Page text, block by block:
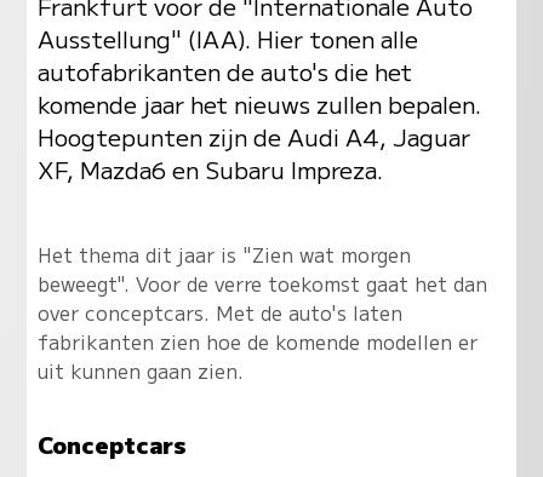
Ausstellung" (IAA). Hier tonen alle
autofabrikanten de auto's die het
komende jaar het nieuws zullen bepalen.
Hoogtepunten zijn de Audi A4, Jaguar
XF, Mazda6 en Subaru Impreza.
Het thema dit jaar is "Zien wat morgen
beweegt". Voor de verre toekomst gaat het dan
over conceptcars. Met de auto's laten
fabrikanten zien hoe de komende modellen er
uit kunnen gaan zien.
Conceptcars